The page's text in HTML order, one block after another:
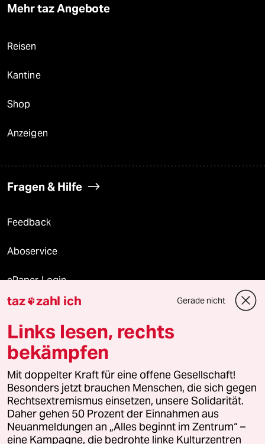
Mehr taz Angebote
Reisen
Kantine
Shop
Anzeigen
Fragen & Hilfe
Feedback
Aboservice
ePaper Login
Downloads für Abonnierende
© 2026 taz Verlags und Vertriebs GmbH
Alle Rechte vorbehalten. Bei rechtlichen Fragen oder für Genehmigungen
wenden Sie sich bitte an
lizenzen@taz.de
Feedback Redaktionsstatut Kommune-Richtlinien
taz zahl ich Gerade nicht
Links lesen, rechts
bekämpfen
Mit doppelter Kraft für eine offene Gesellschaft!
Besonders jetzt brauchen Menschen, die sich gegen
Rechtsextremismus einsetzen, unsere Solidarität.
Daher gehen 50 Prozent der Einnahmen aus
Neuanmeldungen an „Alles beginnt im Zentrum“ –
eine Kampagne, die bedrohte linke Kulturzentren